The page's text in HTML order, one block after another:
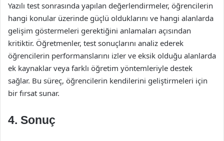
Yazılı test sonrasında yapılan değerlendirmeler, öğrencilerin
hangi konular üzerinde güçlü olduklarını ve hangi alanlarda
gelişim göstermeleri gerektiğini anlamaları açısından
kritiktir. Öğretmenler, test sonuçlarını analiz ederek
öğrencilerin performanslarını izler ve eksik olduğu alanlarda
ek kaynaklar veya farklı öğretim yöntemleriyle destek
sağlar. Bu süreç, öğrencilerin kendilerini geliştirmeleri için
bir fırsat sunar.
4. Sonuç